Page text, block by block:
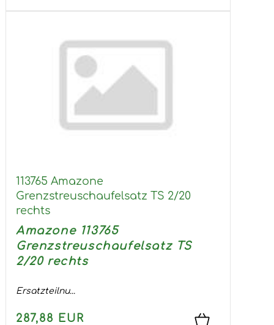
113765 Amazone
Grenzstreuschaufelsatz TS 2/20
rechts
Amazone 113765
Grenzstreuschaufelsatz TS
2/20 rechts
Ersatzteilnu...
287,88 EUR